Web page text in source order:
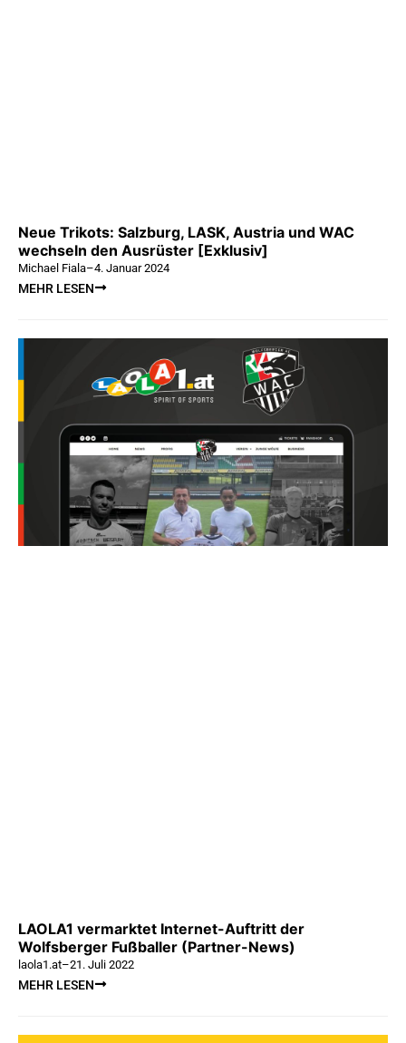
Neue Trikots: Salzburg, LASK, Austria und WAC
wechseln den Ausrüster [Exklusiv]
Michael Fiala–4. Januar 2024
MEHR LESEN
LAOLA1 vermarktet Internet-Auftritt der
Wolfsberger Fußballer (Partner-News)
laola1.at–21. Juli 2022
MEHR LESEN